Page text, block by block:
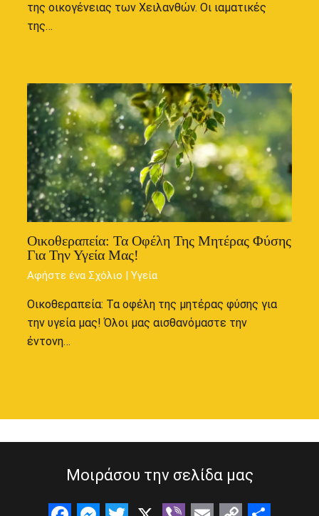
της οικογένειας των Χειλανθών. Οι ιαματικές
της…
Οικοθεραπεία: Τα Οφέλη Της Μητέρας Φύσης
Για Την Υγεία Μας!
Αφήστε ένα Σχόλιο |Υγεία
Οικοθεραπεία: Τα οφέλη της μητέρας φύσης για
την υγεία μας! Όλοι μας αισθανόμαστε την
έντονη…
Μοιράσου την σελίδα μας